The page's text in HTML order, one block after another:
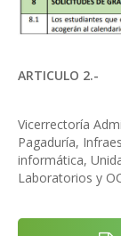
ARTICULO 2.-
Vicerrectoría
Pagaduría,
informática,
Laboratorios y